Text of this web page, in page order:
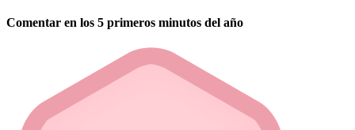
Comentar en los 5 primeros minutos del año